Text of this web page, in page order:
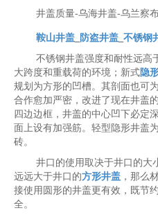
井盖质量-乌海井盖-乌兰察布
鞍山井盖_ 防盗井盖_ 不锈钢
不锈钢井盖强度和耐性远高
大跨度和重载荷的环境；新式隐
规划为方形的凹槽。其剖面也可
合作愈加严密，改进了现在井盖
四边边框，井盖的中心凹下必定
面上设有加强筋。轻型隐形井盖
砖。
井口的使用取决于井口的大
远远大于井口的方形井盖，那么
接使用圆形的井盖更有效，既节
全。